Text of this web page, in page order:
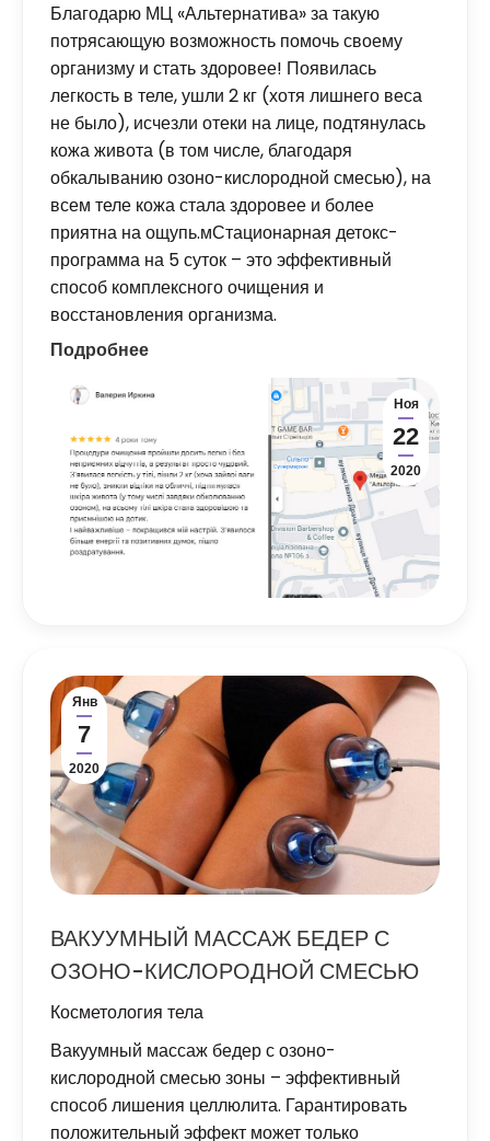
Благодарю МЦ «Альтернатива» за такую
потрясающую возможность помочь своему
организму и стать здоровее! Появилась
легкость в теле, ушли 2 кг (хотя лишнего веса
не было), исчезли отеки на лице, подтянулась
кожа живота (в том числе, благодаря
обкалыванию озоно-кислородной смесью), на
всем теле кожа стала здоровее и более
приятна на ощупь.мСтационарная детокс-
программа на 5 суток – это эффективный
способ комплексного очищения и
восстановления организма.
Подробнее
Ноя
22
2020
Янв
7
2020
ВАКУУМНЫЙ МАССАЖ БЕДЕР С
ОЗОНО-КИСЛОРОДНОЙ СМЕСЬЮ
Косметология тела
Вакуумный массаж бедер с озоно-
кислородной смесью зоны – эффективный
способ лишения целлюлита. Гарантировать
положительный эффект может только